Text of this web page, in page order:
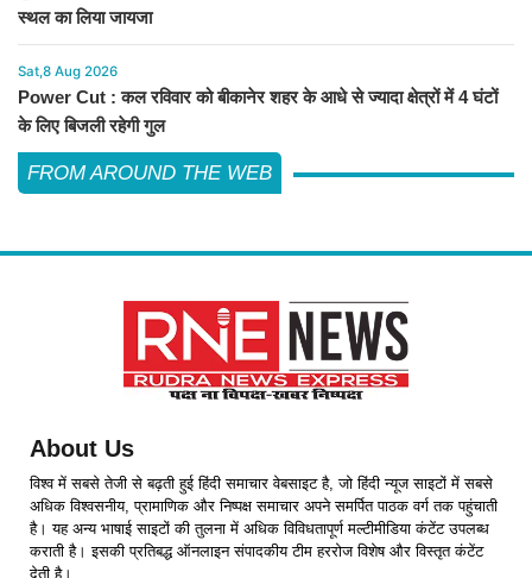
स्थल का लिया जायजा
Sat,8 Aug 2026
Power Cut : कल रविवार को बीकानेर शहर के आधे से ज्यादा क्षेत्रों में 4 घंटों
के लिए बिजली रहेगी गुल
FROM AROUND THE WEB
About Us
विश्व में सबसे तेजी से बढ़ती हुई हिंदी समाचार वेबसाइट है, जो हिंदी न्यूज साइटों में सबसे
अधिक विश्वसनीय, प्रामाणिक और निष्पक्ष समाचार अपने समर्पित पाठक वर्ग तक पहुंचाती
है। यह अन्य भाषाई साइटों की तुलना में अधिक विविधतापूर्ण मल्टीमीडिया कंटेंट उपलब्ध
कराती है। इसकी प्रतिबद्ध ऑनलाइन संपादकीय टीम हररोज विशेष और विस्तृत कंटेंट
देती है।